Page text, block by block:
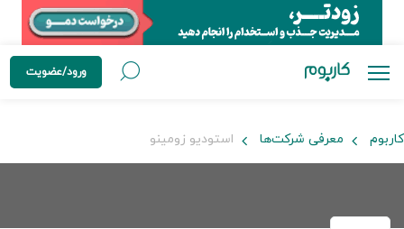
ورود/عضویت
کاربوم معرفی شرکت‌ها استودیو زومینو